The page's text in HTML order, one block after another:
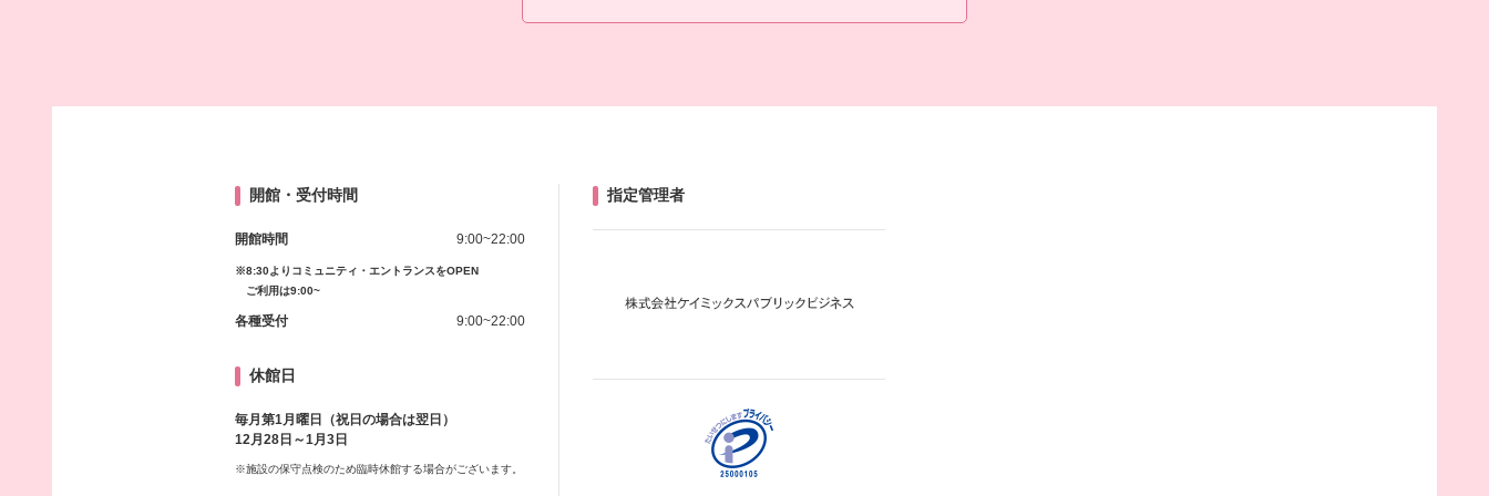
開館・受付時間
開館時間 9:00~22:00
※8:30よりコミュニティ・エントランスをOPEN
ご利用は9:00~
各種受付 9:00~22:00
休館日
毎月第1月曜日（祝日の場合は翌日）
12月28日～1月3日
※施設の保守点検のため臨時休館する場合がございます。
指定管理者